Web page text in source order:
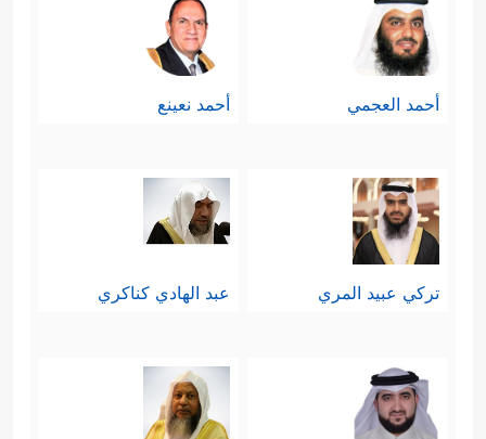
أحمد العجمي أحمد نعينع
تركي عبيد المري عبد الهادي كناكري